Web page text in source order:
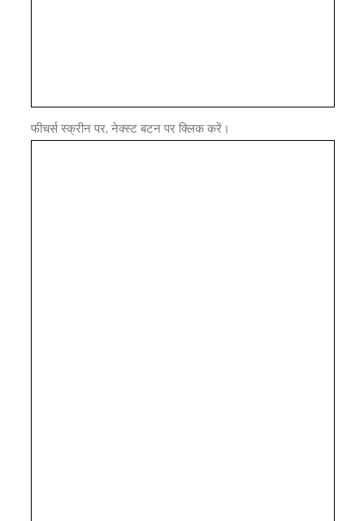
फीचर्स स्क्रीन पर, नेक्स्ट बटन पर क्लिक करें।